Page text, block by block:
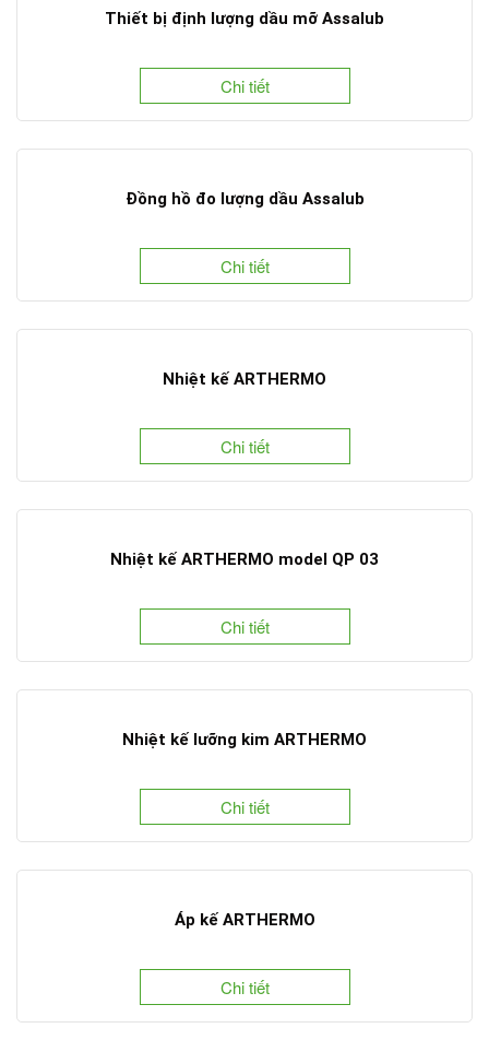
Thiết bị định lượng dầu mỡ Assalub
Chi tiết
Đồng hồ đo lượng dầu Assalub
Chi tiết
Nhiệt kế ARTHERMO
Chi tiết
Nhiệt kế ARTHERMO model QP 03
Chi tiết
Nhiệt kế lưỡng kim ARTHERMO
Chi tiết
Áp kế ARTHERMO
Chi tiết